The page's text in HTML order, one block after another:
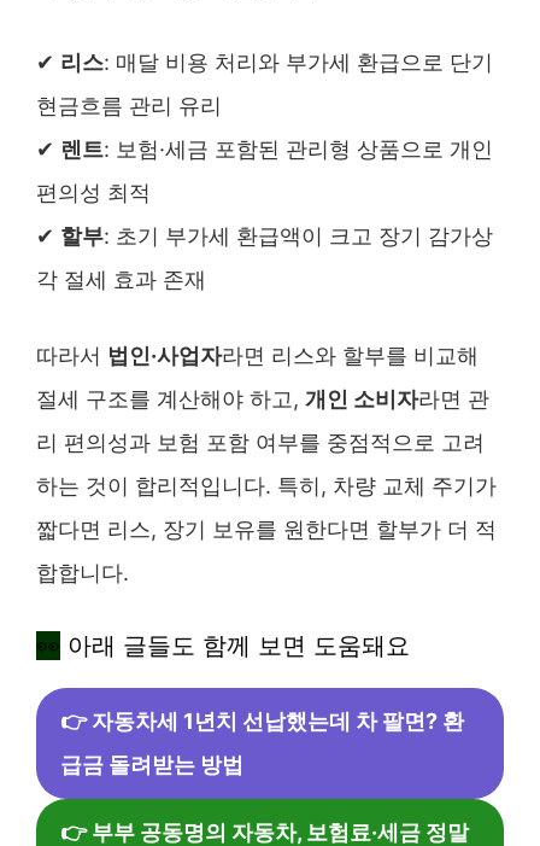
✔ 리스: 매달 비용 처리와 부가세 환급으로 단기
현금흐름 관리 유리
✔ 렌트: 보험·세금 포함된 관리형 상품으로 개인
편의성 최적
✔ 할부: 초기 부가세 환급액이 크고 장기 감가상
각 절세 효과 존재
따라서 법인·사업자라면 리스와 할부를 비교해
절세 구조를 계산해야 하고, 개인 소비자라면 관
리 편의성과 보험 포함 여부를 중점적으로 고려
하는 것이 합리적입니다. 특히, 차량 교체 주기가
짧다면 리스, 장기 보유를 원한다면 할부가 더 적
합합니다.
👀 아래 글들도 함께 보면 도움돼요
👉 자동차세 1년치 선납했는데 차 팔면? 환
급금 돌려받는 방법
👉 부부 공동명의 자동차, 보험료·세금 정말